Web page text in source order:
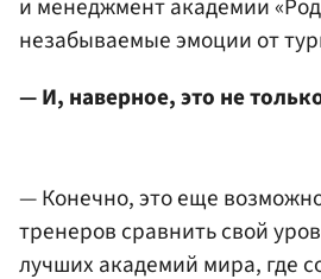
и менеджмент академии
незабываемые эмоции от
— И, наверное, это не
— Конечно, это еще
тренеров сравнить свой
лучших академий мира, где